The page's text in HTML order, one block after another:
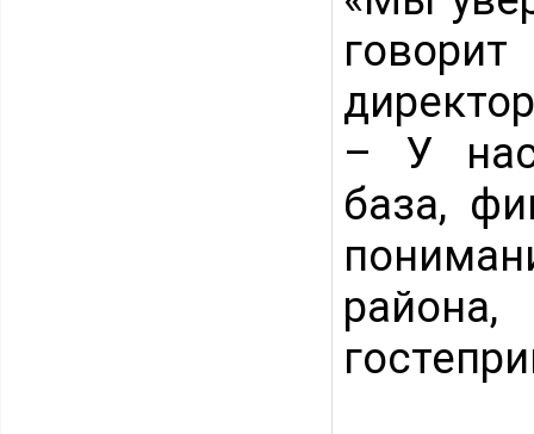
– У нас
база,